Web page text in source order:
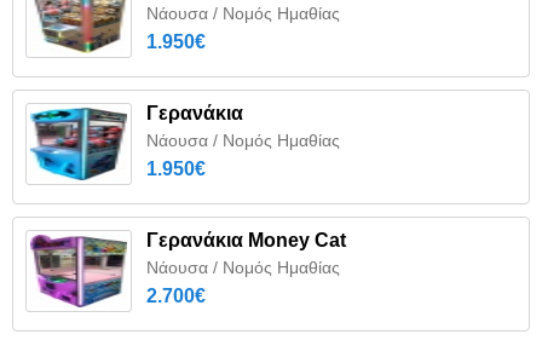
Νάουσα / Νομός Ημαθίας
1.950€
Γερανάκια
Νάουσα / Νομός Ημαθίας
1.950€
Γερανάκια Money Cat
Νάουσα / Νομός Ημαθίας
2.700€